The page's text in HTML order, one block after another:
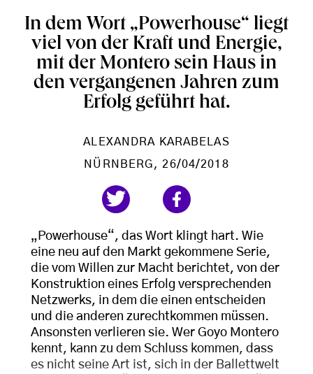
In dem Wort „Powerhouse“ liegt
viel von der Kraft und Energie,
mit der Montero sein Haus in
den vergangenen Jahren zum
Erfolg geführt hat.
ALEXANDRA KARABELAS
NÜRNBERG , 26/04/2018
„Powerhouse“, das Wort klingt hart. Wie
eine neu auf den Markt gekommene Serie,
die vom Willen zur Macht berichtet, von der
Konstruktion eines Erfolg versprechenden
Netzwerks, in dem die einen entscheiden
und die anderen zurechtkommen müssen.
Ansonsten verlieren sie. Wer Goyo Montero
kennt, kann zu dem Schluss kommen, dass
es nicht seine Art ist, sich in der Ballettwelt